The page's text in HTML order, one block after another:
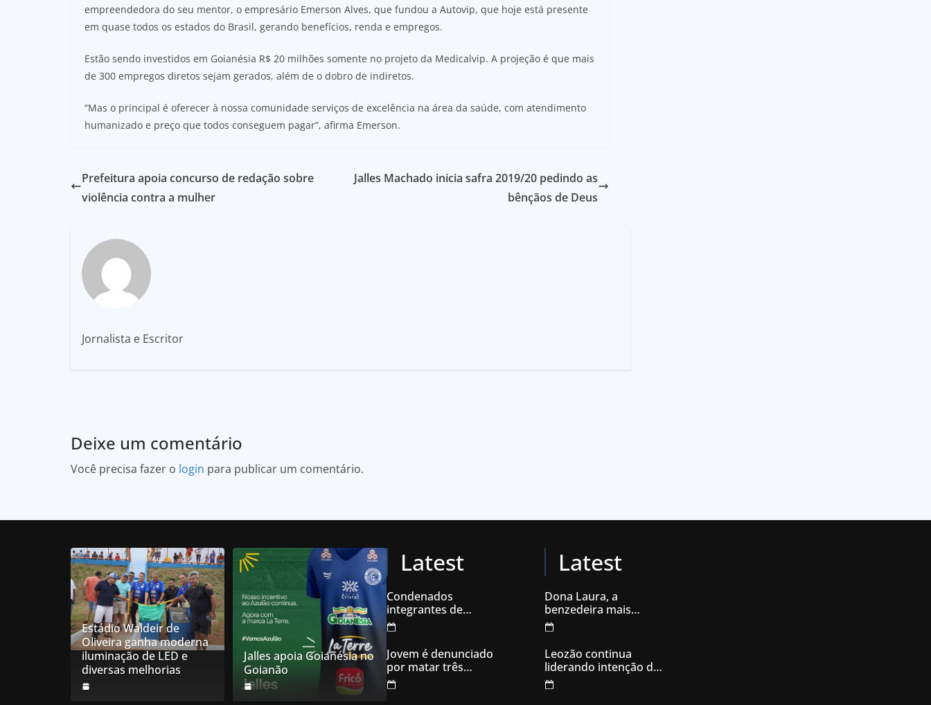
empreendedora do seu mentor, o empresário Emerson Alves, que fundou a Autovip, que hoje está presente
em quase todos os estados do Brasil, gerando benefícios, renda e empregos.
Estão sendo investidos em Goianésia R$ 20 milhões somente no projeto da Medicalvip. A projeção é que mais
de 300 empregos diretos sejam gerados, além de o dobro de indiretos.
“Mas o principal é oferecer à nossa comunidade serviços de excelência na área da saúde, com atendimento
humanizado e preço que todos conseguem pagar”, afirma Emerson.
Prefeitura apoia concurso de redação sobre
violência contra a mulher
Jalles Machado inicia safra 2019/20 pedindo as
bênçãos de Deus
Jornalista e Escritor
Deixe um comentário
Você precisa fazer o login para publicar um comentário.
Estádio Waldeir de
Oliveira ganha moderna
iluminação de LED e
diversas melhorias
Jalles apoia Goianésia no
Goianão
Latest
Condenados
integrantes de
organização
criminosa acusados
de explodir caixas
eletrônicos
Jovem é denunciado
por matar três
filhotes de cachorro e
usar sangue para
Latest
Dona Laura, a
benzedeira mais
famosa de Goiás
Leozão continua
liderando intenção de
votos em Goianésia